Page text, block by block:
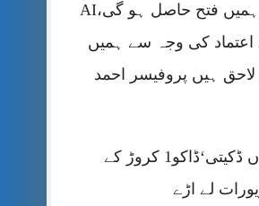
جس پر ہمیں فتح حاصل ہو گی،AI
اعتماد کی وجہ سے ہمیں
ہیں پروفیسر احمد
کلرسیداں ڈکیتی‘ڈاکو1 کروڑ کے
لے اڑے